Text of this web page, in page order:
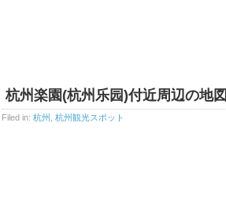
杭州楽園(杭州乐园)付近周辺の地図
Filed in: 杭州 杭州観光スポット